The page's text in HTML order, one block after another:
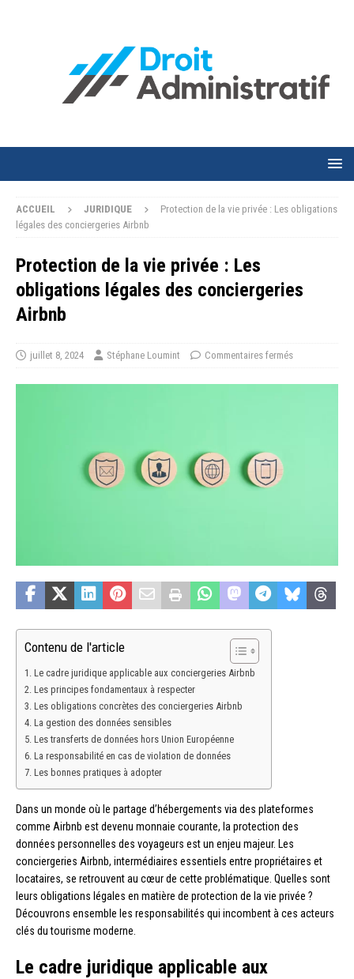
ACCUEIL JURIDIQUE
Protection de la vie privée : Les obligations
légales des conciergeries Airbnb
Protection de la vie privée : Les
obligations légales des conciergeries
Airbnb
juillet 8, 2024 Stéphane Loumint Commentaires fermés
Contenu de l'article
Le cadre juridique applicable aux conciergeries Airbnb
Les principes fondamentaux à respecter
Les obligations concrètes des conciergeries Airbnb
La gestion des données sensibles
Les transferts de données hors Union Européenne
La responsabilité en cas de violation de données
Les bonnes pratiques à adopter
Dans un monde où le partage d’hébergements via des plateformes
comme Airbnb est devenu monnaie courante, la protection des
données personnelles des voyageurs est un enjeu majeur. Les
conciergeries Airbnb, intermédiaires essentiels entre propriétaires et
locataires, se retrouvent au cœur de cette problématique. Quelles sont
leurs obligations légales en matière de protection de la vie privée ?
Découvrons ensemble les responsabilités qui incombent à ces acteurs
clés du tourisme moderne.
Le cadre juridique applicable aux